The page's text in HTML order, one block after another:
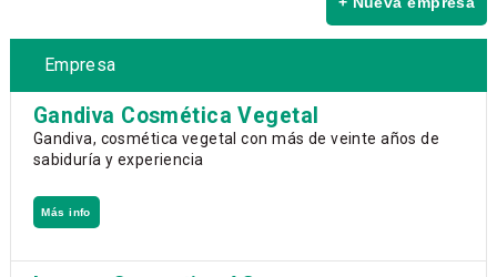
Empresa
Gandiva Cosmética Vegetal
Gandiva, cosmética vegetal con más de veinte años de
sabiduría y experiencia
Más info